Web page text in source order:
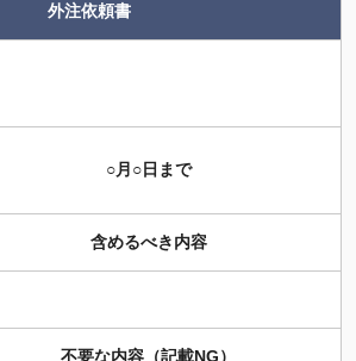
外注依頼書
○月○日まで
含めるべき内容
不要な内容（記載NG）